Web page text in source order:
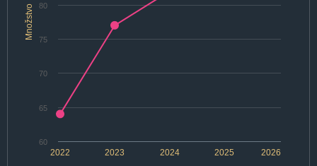
Množstvo
2022 2024 2026
2023 2025
60
65
70
75
80